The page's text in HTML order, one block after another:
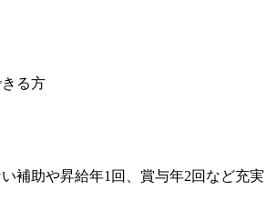
る方
補助や昇給年1回、賞与年2回など充